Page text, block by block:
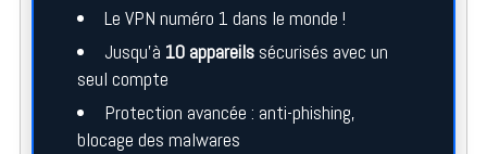
Le VPN numéro 1 dans le monde !
Jusqu’à 10 appareilssécurisés avec un
seul compte
Protection avancée : anti-phishing,
blocage des malwares